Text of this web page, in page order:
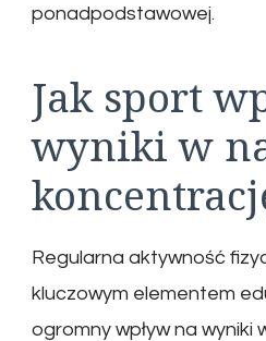
ponadpodstawowej.
Jak sport
wyniki w
Regularna aktywność
kluczowym elementem
ogromny wpływ na wyniki